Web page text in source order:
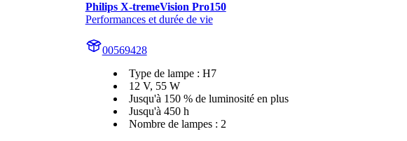
Philips X-tremeVision Pro150
Performances et durée de vie
00569428
Type de lampe : H7
12 V, 55 W
Jusqu'à 150 % de luminosité en plus
Jusqu'à 450 h
Nombre de lampes : 2